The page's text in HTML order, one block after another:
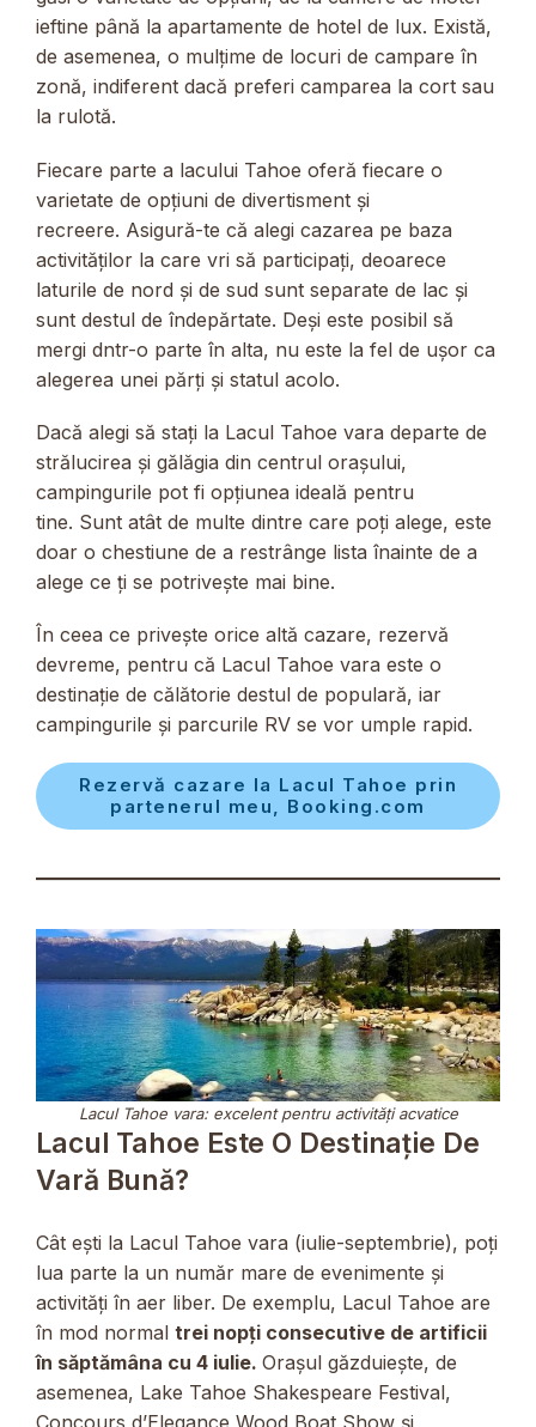
ieftine până la apartamente de hotel de lux. Există,
de asemenea, o mulțime de locuri de campare în
zonă, indiferent dacă preferi camparea la cort sau
la rulotă.
Fiecare parte a lacului Tahoe oferă fiecare o
varietate de opțiuni de divertisment și
recreere. Asigură-te că alegi cazarea pe baza
activităților la care vri să participați, deoarece
laturile de nord și de sud sunt separate de lac și
sunt destul de îndepărtate. Deși este posibil să
mergi dntr-o parte în alta, nu este la fel de ușor ca
alegerea unei părți și statul acolo.
Dacă alegi să stați la Lacul Tahoe vara departe de
strălucirea și gălăgia din centrul orașului,
campingurile pot fi opțiunea ideală pentru
tine. Sunt atât de multe dintre care poți alege, este
doar o chestiune de a restrânge lista înainte de a
alege ce ți se potrivește mai bine.
În ceea ce privește orice altă cazare, rezervă
devreme, pentru că Lacul Tahoe vara este o
destinație de călătorie destul de populară, iar
campingurile și parcurile RV se vor umple rapid.
Rezervă cazare la Lacul Tahoe prin
partenerul meu, Booking.com
Lacul Tahoe vara: excelent pentru activități acvatice
Lacul Tahoe Este O Destinație De
Vară Bună?
Cât ești la Lacul Tahoe vara (iulie-septembrie), poți
lua parte la un număr mare de evenimente și
activități în aer liber. De exemplu, Lacul Tahoe are
în mod normal trei nopți consecutive de artificii
în săptămâna cu 4 iulie. Orașul găzduiește, de
asemenea, Lake Tahoe Shakespeare Festival,